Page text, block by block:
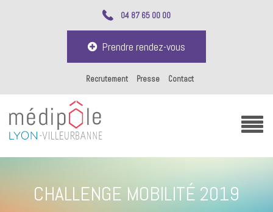
04 87 65 00 00
Prendre rendez-vous
Recrutement Presse Contact
CHALLENGE MOBILITÉ 2019